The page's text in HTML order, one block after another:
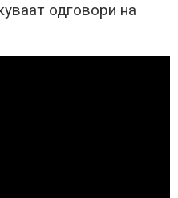
одговори на